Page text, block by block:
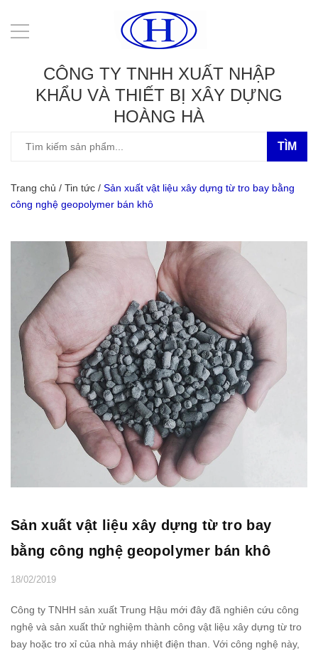
CÔNG TY TNHH XUẤT NHẬP
KHẨU VÀ THIẾT BỊ XÂY DỰNG
HOÀNG HÀ
TÌM
Trang chủ / Tin tức / Sản xuất vật liệu xây dựng từ tro bay bằng
công nghệ geopolymer bán khô
Sản xuất vật liệu xây dựng từ tro bay
bằng công nghệ geopolymer bán khô
18/02/2019
Công ty TNHH sản xuất Trung Hậu mới đây đã nghiên cứu công
nghệ và sản xuất thử nghiệm thành công vật liệu xây dựng từ tro
bay hoặc tro xỉ của nhà máy nhiệt điện than. Với công nghệ này,